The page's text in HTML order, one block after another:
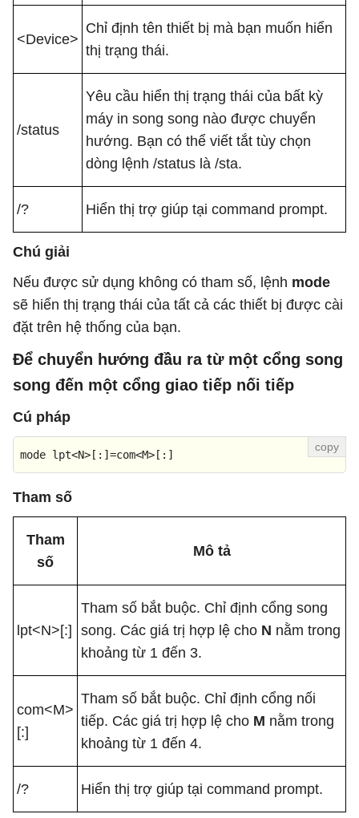
<Device>
Chỉ định tên thiết bị mà bạn muốn hiển
thị trạng thái.
/status
Yêu cầu hiển thị trạng thái của bất kỳ
máy in song song nào được chuyển
hướng. Bạn có thể viết tắt tùy chọn
dòng lệnh /status là /sta.
/? Hiển thị trợ giúp tại command prompt.
Chú giải
Nếu được sử dụng không có tham số, lệnh mode
sẽ hiển thị trạng thái của tất cả các thiết bị được cài
đặt trên hệ thống của bạn.
Để chuyển hướng đầu ra từ một cổng song
song đến một cổng giao tiếp nối tiếp
Cú pháp
mode lpt<N> [:]=com<M> [:]
Tham số
Tham
số
Mô tả
lpt<N>[:]
Tham số bắt buộc. Chỉ định cổng song
song. Các giá trị hợp lệ cho N nằm trong
khoảng từ 1 đến 3.
com<M>
[:]
Tham số bắt buộc. Chỉ định cổng nối
tiếp. Các giá trị hợp lệ cho M nằm trong
khoảng từ 1 đến 4.
/? Hiển thị trợ giúp tại command prompt.